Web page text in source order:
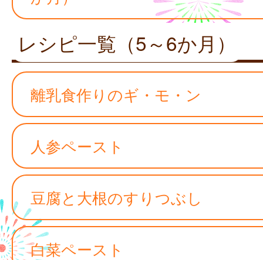
レシピ一覧（5～6か月）
離乳食作りのギ・モ・ン
人参ペースト
豆腐と大根のすりつぶし
白菜ペースト